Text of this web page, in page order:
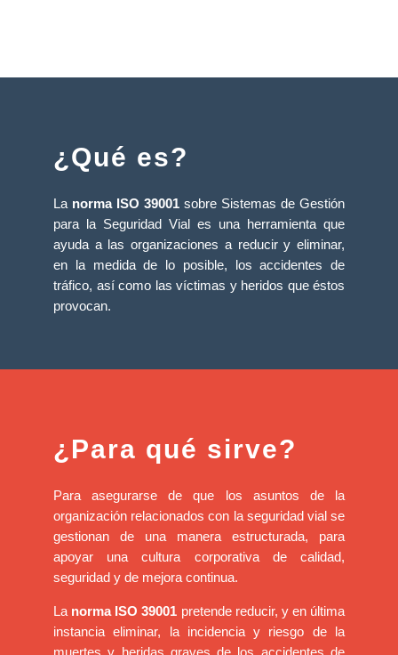
¿Qué es?
La norma ISO 39001 sobre Sistemas de Gestión
para la Seguridad Vial es una herramienta que
ayuda a las organizaciones a reducir y eliminar,
en la medida de lo posible, los accidentes de
tráfico, así como las víctimas y heridos que éstos
provocan.
¿Para qué sirve?
Para asegurarse de que los asuntos de la
organización relacionados con la seguridad vial se
gestionan de una manera estructurada, para
apoyar una cultura corporativa de calidad,
seguridad y de mejora continua.
La norma ISO 39001 pretende reducir, y en última
instancia eliminar, la incidencia y riesgo de la
muertes y heridas graves de los accidentes de